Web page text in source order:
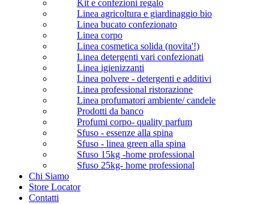
Kit e confezioni regalo
Linea agricoltura e giardinaggio bio
Linea bucato confezionato
Linea corpo
Linea cosmetica solida (novita'!)
Linea detergenti vari confezionati
Linea igienizzanti
Linea polvere - detergenti e additivi
Linea professional ristorazione
Linea profumatori ambiente/ candele
Prodotti da banco
Profumi corpo- quality parfum
Sfuso - essenze alla spina
Sfuso - linea green alla spina
Sfuso 15kg -home professional
Sfuso 25kg- home professional
Chi Siamo
Store Locator
Contatti